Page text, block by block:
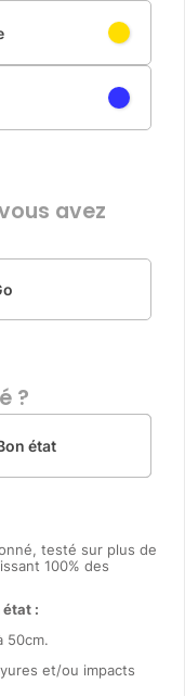
avez
?
état
testé sur plus de
100% des
état :
50cm.
et/ou impacts